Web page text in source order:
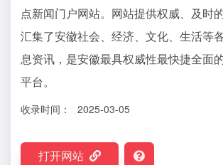
点新闻门户网站。网站提供权威、及时
汇集了安徽社会、经济、文化、生活等
息资讯，是安徽最具权威性最快捷全面
平台。
收录时间： 2025-03-05
打开网站